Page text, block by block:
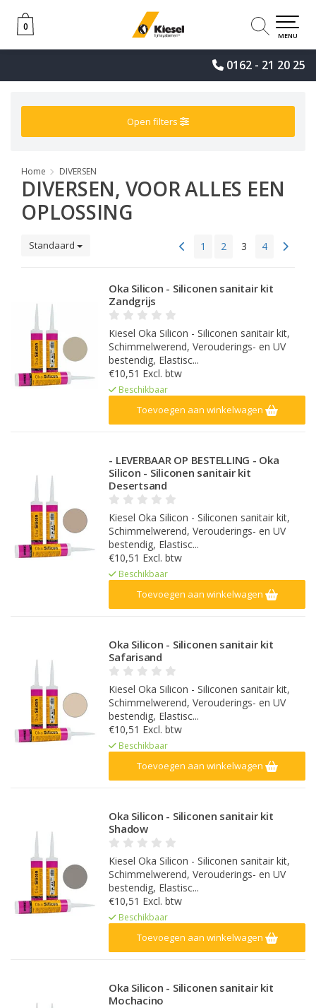
0162 - 21 20 25
0
0
MENU
Open filters
Home DIVERSEN
DIVERSEN, VOOR ALLES EEN
OPLOSSING
Standaard 1 2 3 4
Oka Silicon - Siliconen sanitair kit
Zandgrijs
Kiesel Oka Silicon - Siliconen sanitair kit,
Schimmelwerend, Verouderings- en UV
bestendig, Elastisc...
€10,51 Excl. btw
Beschikbaar
Toevoegen aan winkelwagen
- LEVERBAAR OP BESTELLING - Oka
Silicon - Siliconen sanitair kit
Desertsand
Kiesel Oka Silicon - Siliconen sanitair kit,
Schimmelwerend, Verouderings- en UV
bestendig, Elastisc...
€10,51 Excl. btw
Beschikbaar
Toevoegen aan winkelwagen
Oka Silicon - Siliconen sanitair kit
Safarisand
Kiesel Oka Silicon - Siliconen sanitair kit,
Schimmelwerend, Verouderings- en UV
bestendig, Elastisc...
€10,51 Excl. btw
Beschikbaar
Toevoegen aan winkelwagen
Oka Silicon - Siliconen sanitair kit
Shadow
Kiesel Oka Silicon - Siliconen sanitair kit,
Schimmelwerend, Verouderings- en UV
bestendig, Elastisc...
€10,51 Excl. btw
Beschikbaar
Toevoegen aan winkelwagen
Oka Silicon - Siliconen sanitair kit
Mochacino